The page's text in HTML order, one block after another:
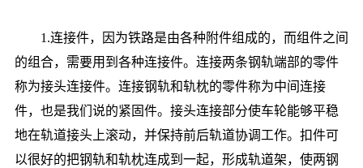
1.连接件，因为铁路是由各种附件组成的，而组件之间
的组合，需要用到各种连接件。连接两条钢轨端部的零件
称为接头连接件。连接钢轨和轨枕的零件称为中间连接
件，也是我们说的紧固件。接头连接部分使车轮能够平稳
地在轨道接头上滚动，并保持前后轨道协调工作。扣件可
以很好的把钢轨和轨枕连成到一起，形成轨道架，使两钢